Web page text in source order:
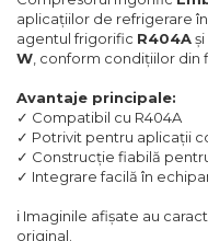
aplicațiilor de refrigerare
agentul frigorific R404A
W, conform condițiilor din
Avantaje principale:
✓ Compatibil cu R404A
✓ Potrivit pentru aplicații
✓ Construcție fiabilă
✓ Integrare facilă în
ℹ️ Imaginile afișate au
original.